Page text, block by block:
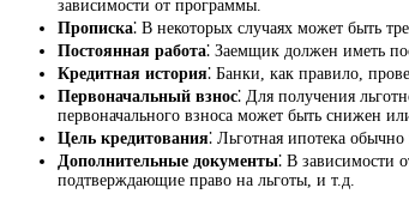
зависимости от программы.
Прописка⁚ В некоторых случаях может быть
Постоянная работа⁚ Заемщик должен иметь
Кредитная история⁚ Банки, как правило,
Первоначальный взнос⁚ Для получения
первоначального взноса может быть снижен
Цель кредитования⁚ Льготная ипотека
Дополнительные документы⁚ В зависимости
подтверждающие право на льготы, и т.д.